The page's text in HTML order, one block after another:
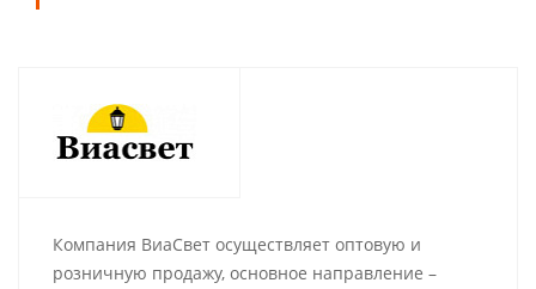
Компания ВиаСвет осуществляет оптовую и
розничную продажу, основное направление –